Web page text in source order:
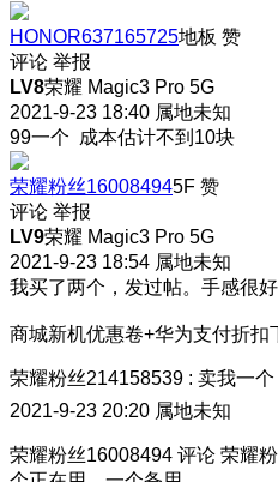
HONOR637165725地板 赞
评论 举报
LV8荣耀 Magic3 Pro 5G
2021-9-23 18:40 属地未知
99一个 成本估计不到10块
荣耀粉丝160084945F 赞
评论 举报
LV9荣耀 Magic3 Pro 5G
2021-9-23 18:54 属地未知
我买了两个，发过帖。手感很好
商城新机优惠卷+华为支付折扣
荣耀粉丝214158539 : 卖我一
2021-9-23 20:20 属地未知
荣耀粉丝16008494 评论 荣耀